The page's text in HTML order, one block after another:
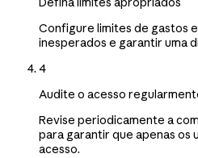
Configure limites de gastos
inesperados e garantir uma
4
Audite o acesso
Revise periodicamente a
para garantir que apenas os
acesso.